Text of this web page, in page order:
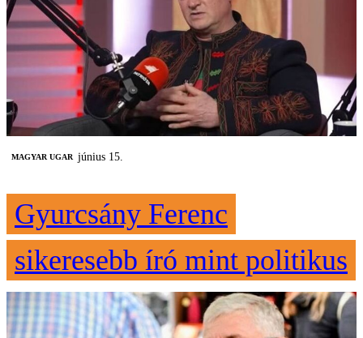
MAGYAR UGAR június 15.
Gyurcsány Ferenc
sikeresebb író mint politikus